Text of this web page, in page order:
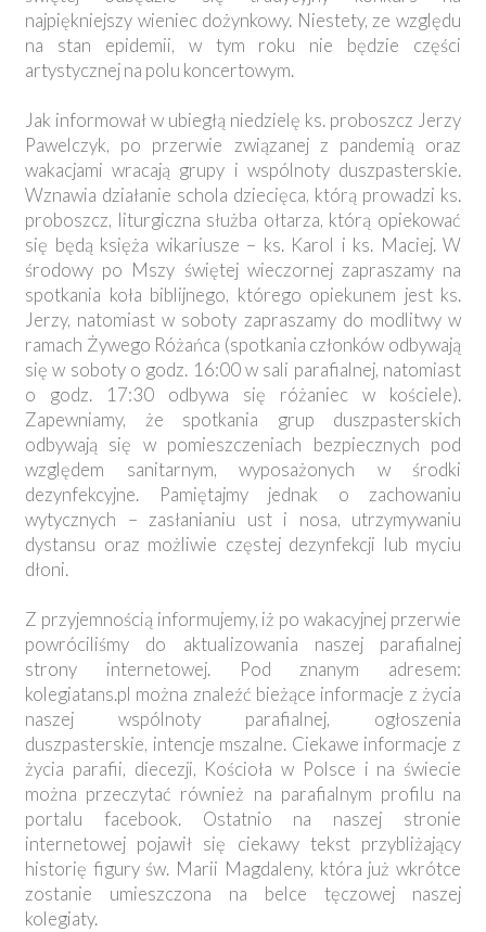
najpiękniejszy wieniec dożynkowy. Niestety, ze względu
na stan epidemii, w tym roku nie będzie części
artystycznej na polu koncertowym.
Jak informował w ubiegłą niedzielę ks. proboszcz Jerzy
Pawelczyk, po przerwie związanej z pandemią oraz
wakacjami wracają grupy i wspólnoty duszpasterskie.
Wznawia działanie schola dziecięca, którą prowadzi ks.
proboszcz, liturgiczna służba ołtarza, którą opiekować
się będą księża wikariusze – ks. Karol i ks. Maciej. W
środowy po Mszy świętej wieczornej zapraszamy na
spotkania koła biblijnego, którego opiekunem jest ks.
Jerzy, natomiast w soboty zapraszamy do modlitwy w
ramach Żywego Różańca (spotkania członków odbywają
się w soboty o godz. 16:00 w sali parafialnej, natomiast
o godz. 17:30 odbywa się różaniec w kościele).
Zapewniamy, że spotkania grup duszpasterskich
odbywają się w pomieszczeniach bezpiecznych pod
względem sanitarnym, wyposażonych w środki
dezynfekcyjne. Pamiętajmy jednak o zachowaniu
wytycznych – zasłanianiu ust i nosa, utrzymywaniu
dystansu oraz możliwie częstej dezynfekcji lub myciu
dłoni.
Z przyjemnością informujemy, iż po wakacyjnej przerwie
powróciliśmy do aktualizowania naszej parafialnej
strony internetowej. Pod znanym adresem:
kolegiatans.pl można znaleźć bieżące informacje z życia
naszej wspólnoty parafialnej, ogłoszenia
duszpasterskie, intencje mszalne. Ciekawe informacje z
życia parafii, diecezji, Kościoła w Polsce i na świecie
można przeczytać również na parafialnym profilu na
portalu facebook. Ostatnio na naszej stronie
internetowej pojawił się ciekawy tekst przybliżający
historię figury św. Marii Magdaleny, która już wkrótce
zostanie umieszczona na belce tęczowej naszej
kolegiaty.